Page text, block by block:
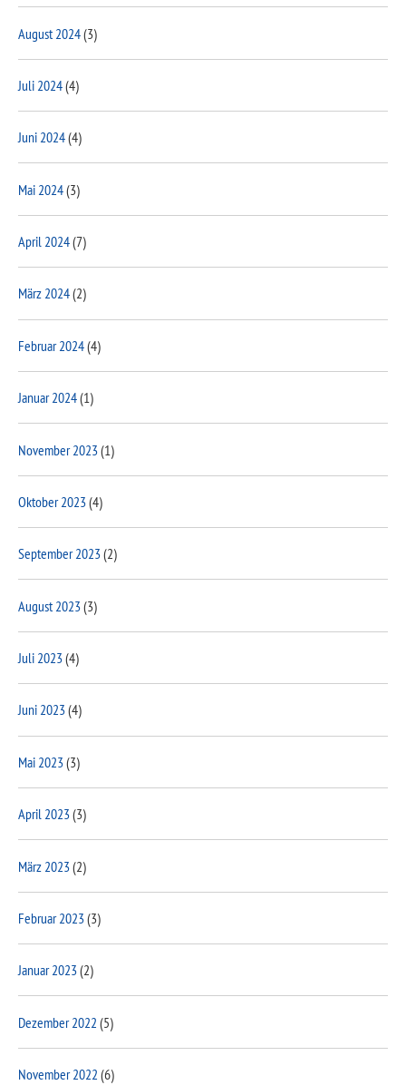
August 2024(3)
Juli 2024(4)
Juni 2024(4)
Mai 2024(3)
April 2024(7)
März 2024(2)
Februar 2024(4)
Januar 2024(1)
November 2023(1)
Oktober 2023(4)
September 2023(2)
August 2023(3)
Juli 2023(4)
Juni 2023(4)
Mai 2023(3)
April 2023(3)
März 2023(2)
Februar 2023(3)
Januar 2023(2)
Dezember 2022 (5)
November 2022 (6)